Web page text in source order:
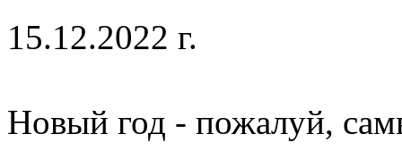
15.12.2022 г.
Новый год - пожалуй,